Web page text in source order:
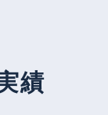
績